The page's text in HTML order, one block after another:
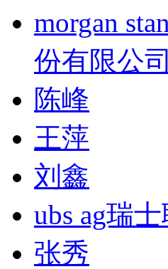
morgan
份有限公司
陈峰
王萍
刘鑫
ubs ag瑞
张秀